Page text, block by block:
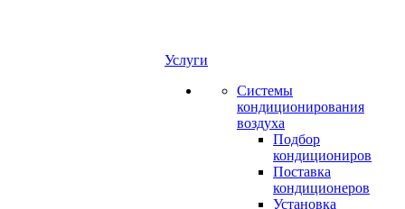
Услуги
Системы
кондиционирования
воздуха
Подбор
кондициониров
Поставка
кондиционеров
Установка